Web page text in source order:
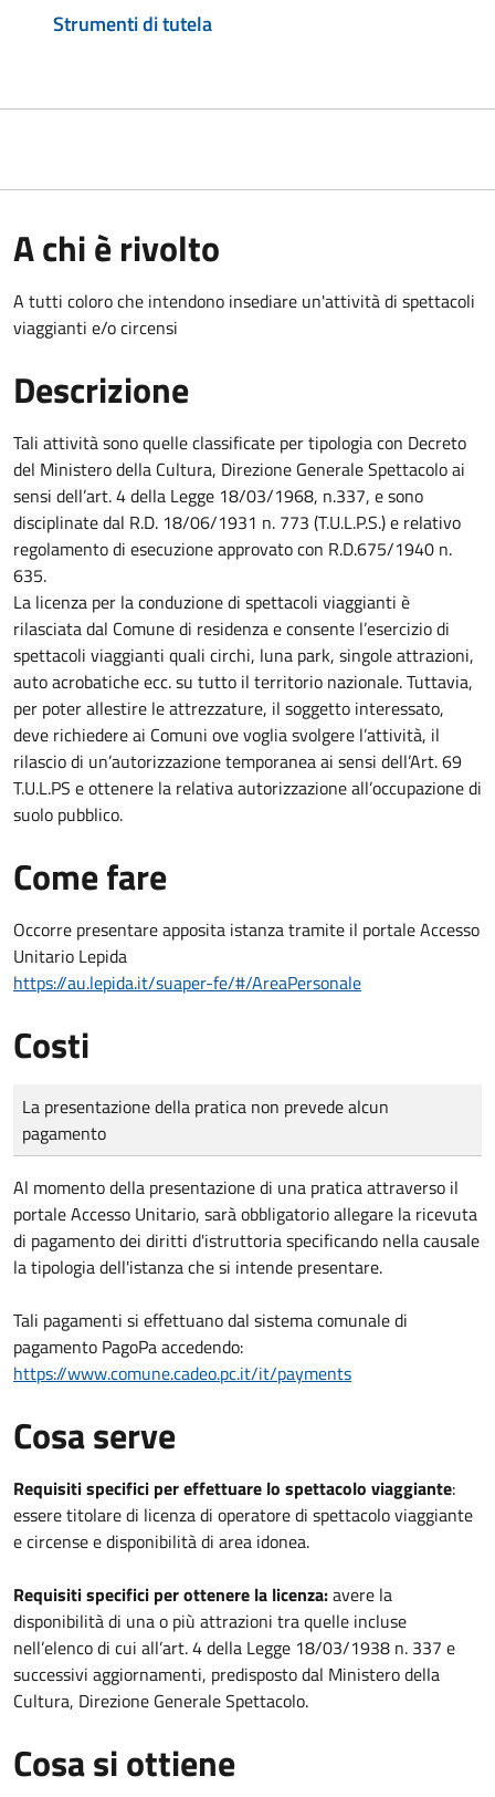
Strumenti di tutela
A chi è rivolto
A tutti coloro che intendono insediare un'attività di spettacoli
viaggianti e/o circensi
Descrizione
Tali attività sono quelle classificate per tipologia con Decreto
del Ministero della Cultura, Direzione Generale Spettacolo ai
sensi dell’art. 4 della Legge 18/03/1968, n.337, e sono
disciplinate dal R.D. 18/06/1931 n. 773 (T.U.L.P.S.) e relativo
regolamento di esecuzione approvato con R.D.675/1940 n.
635.
La licenza per la conduzione di spettacoli viaggianti è
rilasciata dal Comune di residenza e consente l’esercizio di
spettacoli viaggianti quali circhi, luna park, singole attrazioni,
auto acrobatiche ecc. su tutto il territorio nazionale. Tuttavia,
per poter allestire le attrezzature, il soggetto interessato,
deve richiedere ai Comuni ove voglia svolgere l’attività, il
rilascio di un’autorizzazione temporanea ai sensi dell’Art. 69
T.U.L.PS e ottenere la relativa autorizzazione all’occupazione di
suolo pubblico.
Come fare
Occorre presentare apposita istanza tramite il portale Accesso
Unitario Lepida
https://au.lepida.it/suaper-fe/#/AreaPersonale
Costi
Tipo di pagamento
Importo
La presentazione della pratica non prevede alcun
pagamento
Al momento della presentazione di una pratica attraverso il
portale Accesso Unitario, sarà obbligatorio allegare la ricevuta
di pagamento dei diritti d'istruttoria specificando nella causale
la tipologia dell'istanza che si intende presentare.
Tali pagamenti si effettuano dal sistema comunale di
pagamento PagoPa accedendo:
https://www.comune.cadeo.pc.it/it/payments
Cosa serve
Requisiti specifici per effettuare lo spettacolo viaggiante:
essere titolare di licenza di operatore di spettacolo viaggiante
e circense e disponibilità di area idonea.
Requisiti specifici per ottenere la licenza:avere la
disponibilità di una o più attrazioni tra quelle incluse
nell’elenco di cui all’art. 4 della Legge 18/03/1938 n. 337 e
successivi aggiornamenti, predisposto dal Ministero della
Cultura, Direzione Generale Spettacolo.
Cosa si ottiene